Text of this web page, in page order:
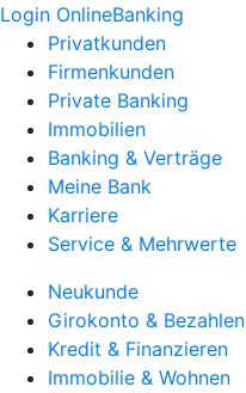
Login OnlineBanking
Privatkunden
Firmenkunden
Private Banking
Immobilien
Banking & Verträge
Meine Bank
Karriere
Service & Mehrwerte
Neukunde
Girokonto & Bezahlen
Kredit & Finanzieren
Immobilie & Wohnen